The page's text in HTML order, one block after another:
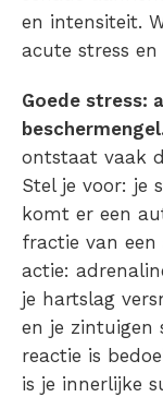
en intensiteit.
acute stress
Goede stress:
ontstaat vaak
Stel je voor: je
komt er een
fractie van
actie:
je hartslag
en je zintuigen
reactie is
is je innerlijke